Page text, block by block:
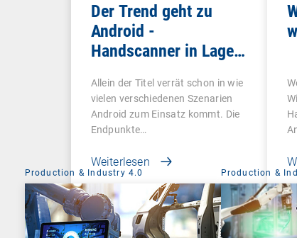
Der Trend geht zu
Android -
Handscanner in Lager,
Produktion zeitgemäß
verwalten
Allein der Titel verrät schon in wie
vielen verschiedenen Szenarien
Android zum Einsatz kommt. Die
Endpunkte…
Weiterlesen
Production & Industry 4.0 Production &